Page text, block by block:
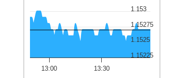
13:00 13:30
1.15225
1.1525
1.15275
1.153